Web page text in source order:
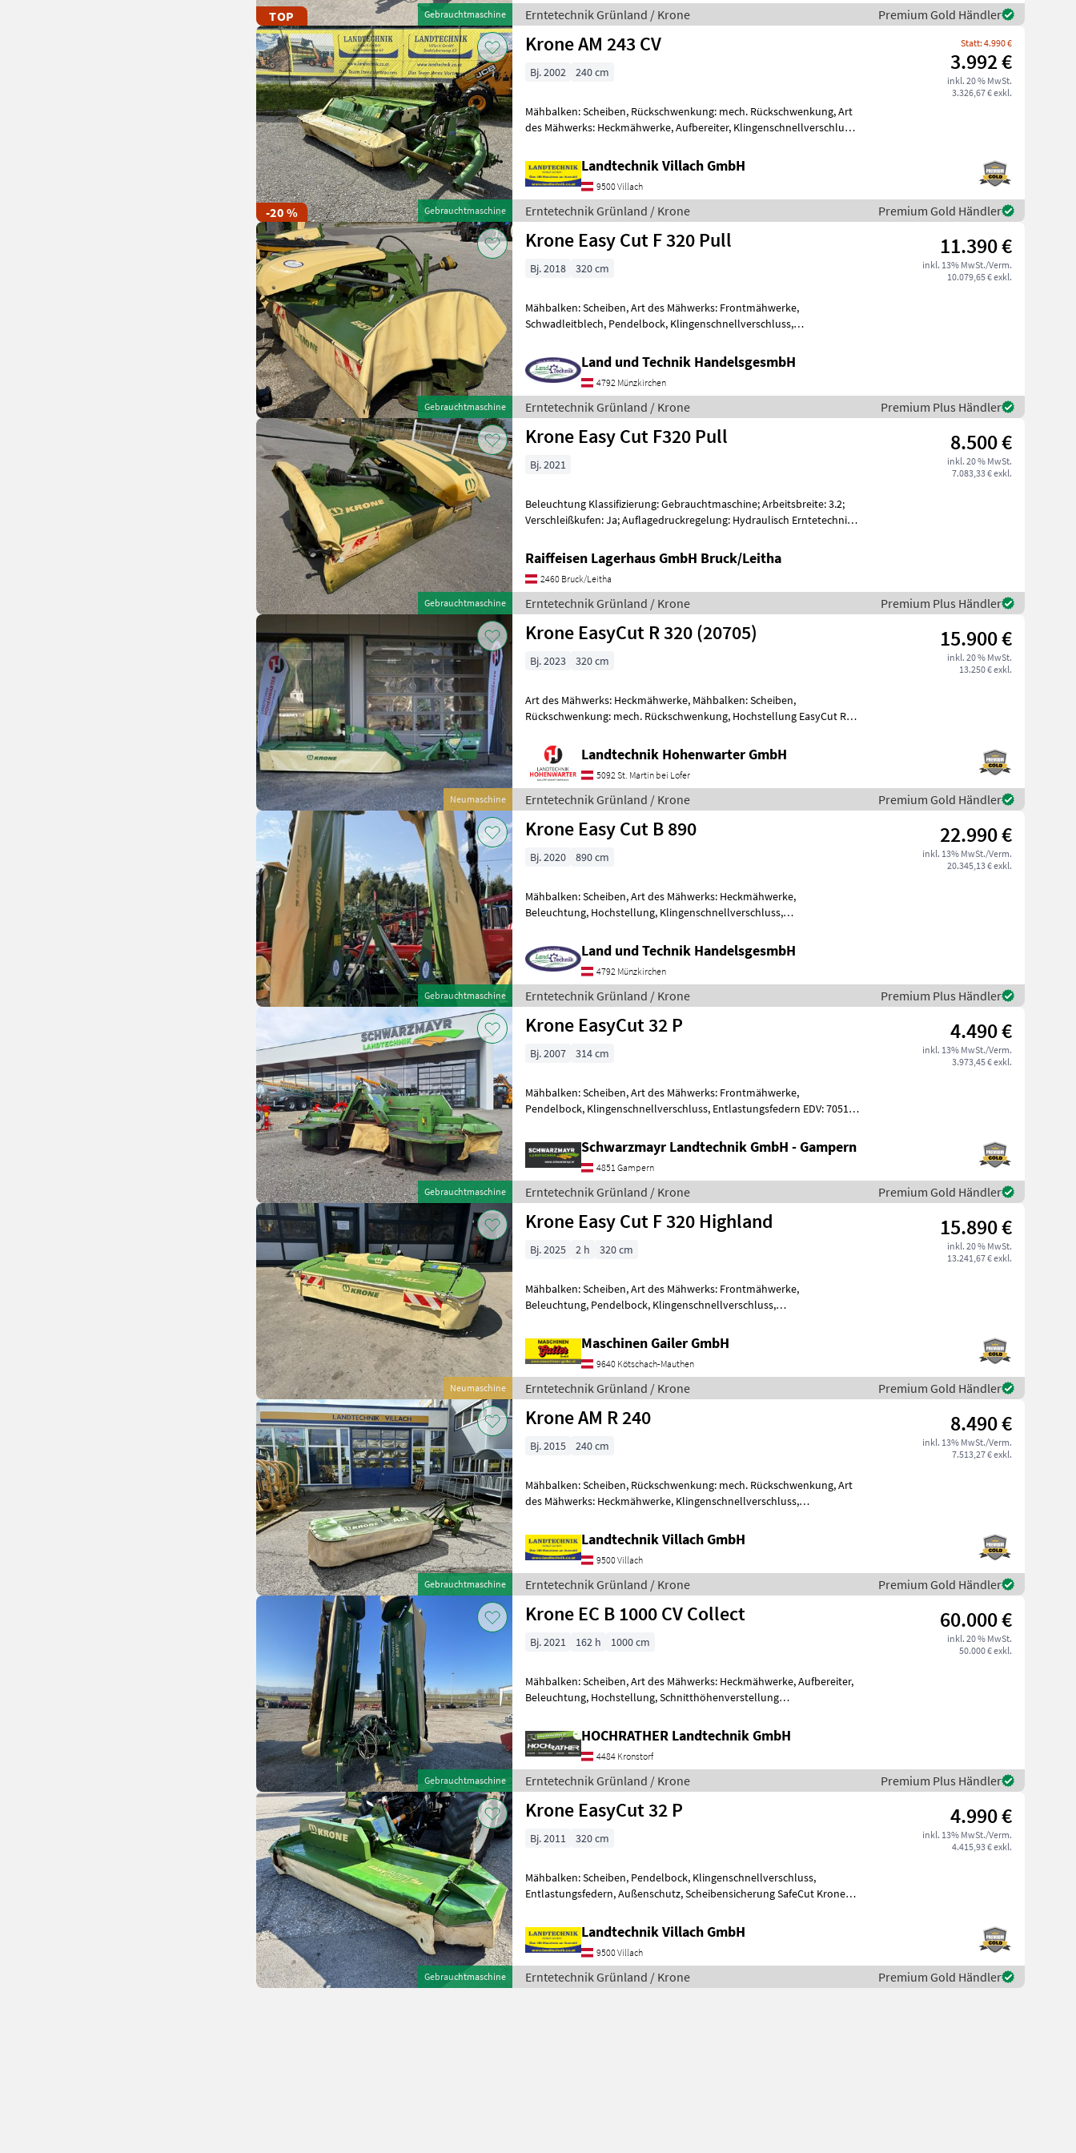
TOP Gebrauchtmaschine Erntetechnik Grünland / Krone Premium Gold Händler
-20 % Gebrauchtmaschine
Krone AM 243 CV Statt: 4.990 €
3.992 €
inkl. 20 % MwSt.
3.326,67 € exkl.
Bj. 2002 240 cm
Mähbalken: Scheiben, Rückschwenkung: mech. Rückschwenkung, Art
des Mähwerks: Heckmähwerke, Aufbereiter, Klingenschnellverschluss,
Landtechnik Villach GmbH
9500 Villach
Erntetechnik Grünland / Krone Premium Gold Händler
Gebrauchtmaschine
Krone Easy Cut F 320 Pull 11.390 €
inkl. 13% MwSt./Verm.
10.079,65 € exkl.
Bj. 2018 320 cm
Mähbalken: Scheiben, Art des Mähwerks: Frontmähwerke,
Schwadleitblech, Pendelbock, Klingenschnellverschluss,
Land und Technik HandelsgesmbH
4792 Münzkirchen
Erntetechnik Grünland / Krone Premium Plus Händler
Gebrauchtmaschine
Krone Easy Cut F320 Pull 8.500 €
inkl. 20 % MwSt.
7.083,33 € exkl.
Bj. 2021
Beleuchtung Klassifizierung: Gebrauchtmaschine; Arbeitsbreite: 3.2;
Verschleißkufen: Ja; Auflagedruckregelung: Hydraulisch Erntetechnik
Raiffeisen Lagerhaus GmbH Bruck/Leitha
2460 Bruck/Leitha
Erntetechnik Grünland / Krone Premium Plus Händler
Neumaschine
Krone EasyCut R 320 (20705) 15.900 €
inkl. 20 % MwSt.
13.250 € exkl.
Bj. 2023 320 cm
Art des Mähwerks: Heckmähwerke, Mähbalken: Scheiben,
Rückschwenkung: mech. Rückschwenkung, Hochstellung EasyCut R
Landtechnik Hohenwarter GmbH
5092 St. Martin bei Lofer
Erntetechnik Grünland / Krone Premium Gold Händler
Gebrauchtmaschine
Krone Easy Cut B 890 22.990 €
inkl. 13% MwSt./Verm.
20.345,13 € exkl.
Bj. 2020 890 cm
Mähbalken: Scheiben, Art des Mähwerks: Heckmähwerke,
Beleuchtung, Hochstellung, Klingenschnellverschluss,
ScheibensicherunLand und Technik HandelsgesmbH
4792 Münzkirchen
Erntetechnik Grünland / Krone Premium Plus Händler
Gebrauchtmaschine
Krone EasyCut 32 P 4.490 €
inkl. 13% MwSt./Verm.
3.973,45 € exkl.
Bj. 2007 314 cm
Mähbalken: Scheiben, Art des Mähwerks: Frontmähwerke,
Pendelbock, Klingenschnellverschluss, Entlastungsfedern EDV: 70513
Schwarzmayr Landtechnik GmbH - Gampern
4851 Gampern
Erntetechnik Grünland / Krone Premium Gold Händler
Neumaschine
Krone Easy Cut F 320 Highland 15.890 €
inkl. 20 % MwSt.
13.241,67 € exkl.
Bj. 2025 2 h 320 cm
Mähbalken: Scheiben, Art des Mähwerks: Frontmähwerke,
Beleuchtung, Pendelbock, Klingenschnellverschluss,
Maschinen Gailer GmbH
9640 Kötschach-Mauthen
Erntetechnik Grünland / Krone Premium Gold Händler
Gebrauchtmaschine
Krone AM R 240 8.490 €
inkl. 13% MwSt./Verm.
7.513,27 € exkl.
Bj. 2015 240 cm
Mähbalken: Scheiben, Rückschwenkung: mech. Rückschwenkung, Art
des Mähwerks: Heckmähwerke, Klingenschnellverschluss,
Landtechnik Villach GmbH
9500 Villach
Erntetechnik Grünland / Krone Premium Gold Händler
Gebrauchtmaschine
Krone EC B 1000 CV Collect 60.000 €
inkl. 20 % MwSt.
50.000 € exkl.
Bj. 2021 162 h 1000 cm
Mähbalken: Scheiben, Art des Mähwerks: Heckmähwerke, Aufbereiter,
Beleuchtung, Hochstellung, Schnitthöhenverstellung
HOCHRATHER Landtechnik GmbH
4484 Kronstorf
Erntetechnik Grünland / Krone Premium Plus Händler
Gebrauchtmaschine
Krone EasyCut 32 P 4.990 €
inkl. 13% MwSt./Verm.
4.415,93 € exkl.
Bj. 2011 320 cm
Mähbalken: Scheiben, Pendelbock, Klingenschnellverschluss,
Entlastungsfedern, Außenschutz, Scheibensicherung SafeCut Krone
Landtechnik Villach GmbH
9500 Villach
Erntetechnik Grünland / Krone Premium Gold Händler